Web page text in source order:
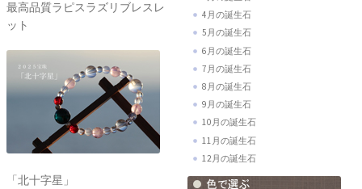
最高品質ラピスラズリブレスレ
ット
「北十字星」
4月の誕生石
5月の誕生石
6月の誕生石
7月の誕生石
8月の誕生石
9月の誕生石
10月の誕生石
11月の誕生石
12月の誕生石